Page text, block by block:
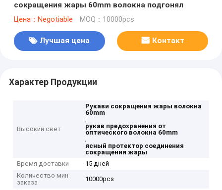
сокращения жары 60mm волокна подгонял
Цена：Negotiable MOQ：10000pcs
Лучшая цена Контакт
Характер Продукции
Высокий свет
Рукави сокращения жары волокна
60mm
,
рукав предохранения от
оптического волокна 60mm
,
ясный протектор соединения
сокращения жары
Время доставки
15 дней
Количество мин
заказа
10000pcs